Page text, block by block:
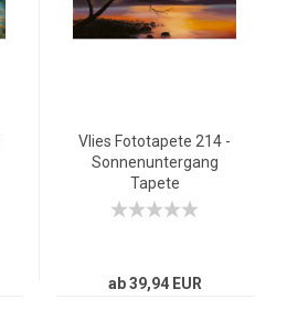
Vlies Fototapete 214 -
Sonnenuntergang
Tapete
Sonnenuntergang
ab 39,94 EUR